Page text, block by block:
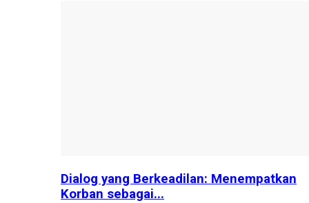
Dialog yang Berkeadilan: Menempatkan
Korban sebagai...